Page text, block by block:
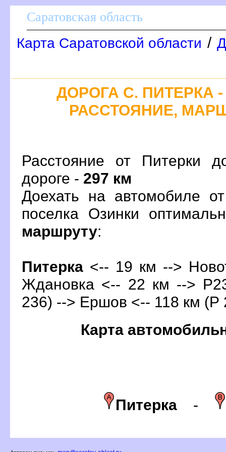
Саратовская область
Карта Саратовской области /
ДОРОГА С. ПИТЕРКА
РАССТОЯНИЕ,
Расстояние от Питерки
дороге - 297 км
Доехать на автомобиле
поселка Озинки
маршруту:
Питерка <-- 19 км -->
Ждановка <-- 22 км -->
236) --> Ершов <-- 118 км (Р
Карта
Питерка -